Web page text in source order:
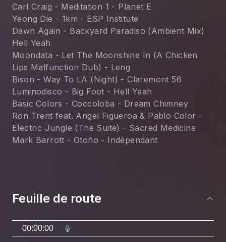
Carl Craig - Meditation 1 - Planet E
Yeong Die - 1km - ESP Institute
Dawn Again - Backyard Paradiso (Ambient Mix)
Hell Yeah
Moondata - Let The Moonshine In (A Chicken
Lips Malfunction Dub) - Leng
Bison - Way To LA (Night) - Claremont 56
Luminodisco - Big Foot - Hell Yeah
Basic Colors - Coccoloba - Dream Chimney
Ron Trent feat. Angel Figueroa & Pablo Color -
Electric Jungle (The Suite) - Sacred Medicine
Mark Barrott - Otoño - Indépendant
Feuille de route
00:00:00